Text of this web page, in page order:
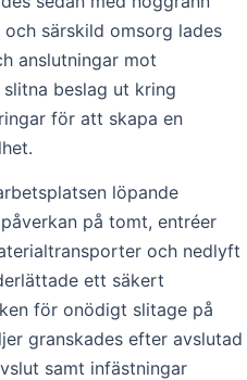
särskild omsorg lades
anslutningar mot
beslag ut kring
för att skapa en
löpande
på tomt, entréer
och nedlyft
ett säkert
för onödigt slitage på
granskades efter avslutad
samt infästningar